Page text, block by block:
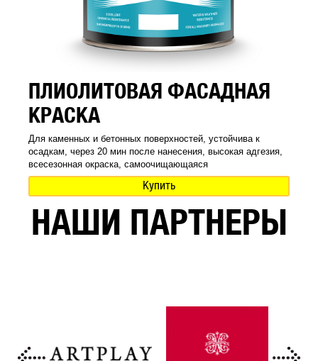
ПЛИОЛИТОВАЯ ФАСАДНАЯ
КРАСКА
Для каменных и бетонных поверхностей, устойчива к
осадкам, через 20 мин после нанесения, высокая адгезия,
всесезонная окраска, самоочищающаяся
Купить
НАШИ ПАРТНЕРЫ